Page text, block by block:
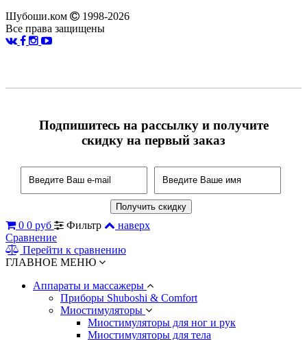
Шубоши.ком
1998-2026
Все права защищены
Подпишитесь на рассылку и получите
скидку на первый заказ
0 0 руб Фильтр
наверх
Сравнение
Перейти к сравнению
ГЛАВНОЕ МЕНЮ
Аппараты и массажеры
Приборы Shuboshi & Comfort
Миостимуляторы
Миостимуляторы для ног и рук
Миостимуляторы для тела